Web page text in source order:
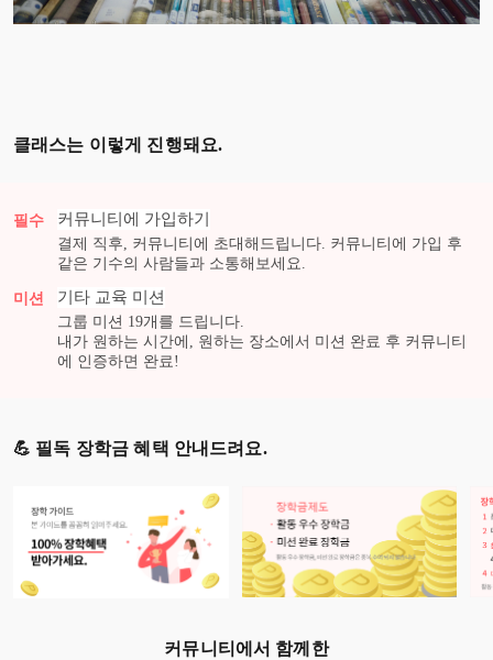
클래스는 이렇게 진행돼요.
필수 커뮤니티에 가입하기
결제 직후, 커뮤니티에 초대해드립니다. 커뮤니티에 가입 후
같은 기수의 사람들과 소통해보세요.
미션 기타 교육 미션
그룹 미션 19개를 드립니다.
내가 원하는 시간에, 원하는 장소에서 미션 완료 후 커뮤니티
에 인증하면 완료!
💪 필독 장학금 혜택 안내드려요.
커뮤니티에서 함께한